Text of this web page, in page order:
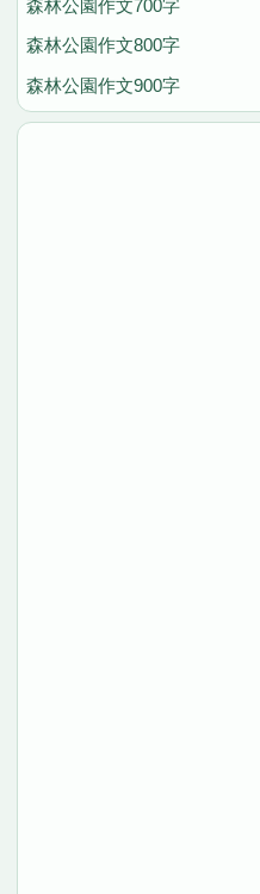
森林公園作文700字
森林公園作文800字
森林公園作文900字